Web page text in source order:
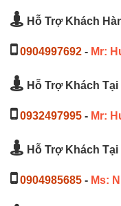
Hỗ Trợ Khách
0904997692 - Mr:
Hỗ Trợ Khách
0932497995 - Mr:
Hỗ Trợ Khách
0904985685 - Ms: